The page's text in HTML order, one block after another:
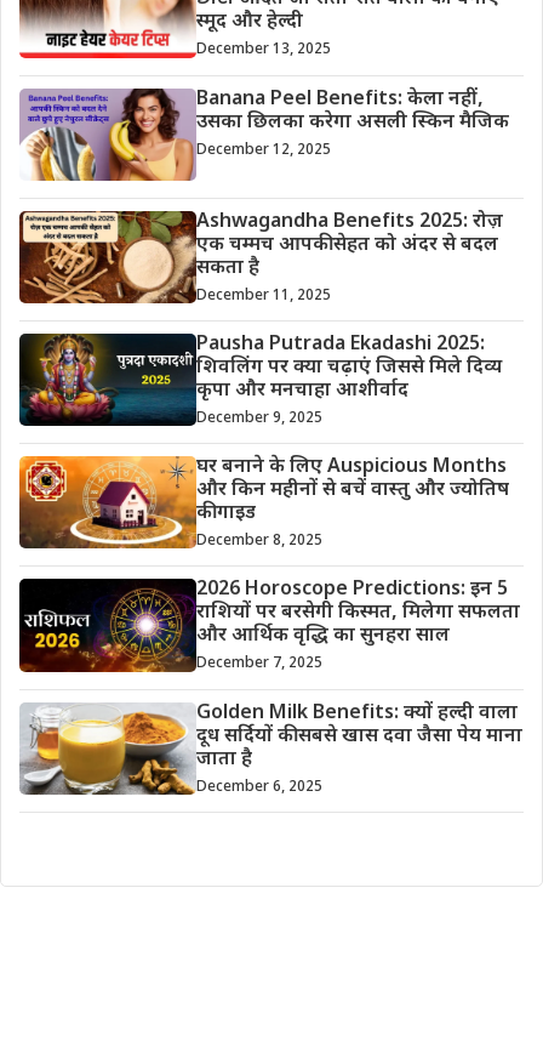
स्मूद और हेल्दी
December 13, 2025
Banana Peel Benefits: केला नहीं,
उसका छिलका करेगा असली स्किन मैजिक
December 12, 2025
Ashwagandha Benefits 2025: रोज़
एक चम्मच आपकी सेहत को अंदर से बदल
सकता है
December 11, 2025
Pausha Putrada Ekadashi 2025:
शिवलिंग पर क्या चढ़ाएं जिससे मिले दिव्य
कृपा और मनचाहा आशीर्वाद
December 9, 2025
घर बनाने के लिए Auspicious Months
और किन महीनों से बचें वास्तु और ज्योतिष
की गाइड
December 8, 2025
2026 Horoscope Predictions: इन 5
राशियों पर बरसेगी किस्मत, मिलेगा सफलता
और आर्थिक वृद्धि का सुनहरा साल
December 7, 2025
Golden Milk Benefits: क्यों हल्दी वाला
दूध सर्दियों की सबसे खास दवा जैसा पेय माना
जाता है
December 6, 2025